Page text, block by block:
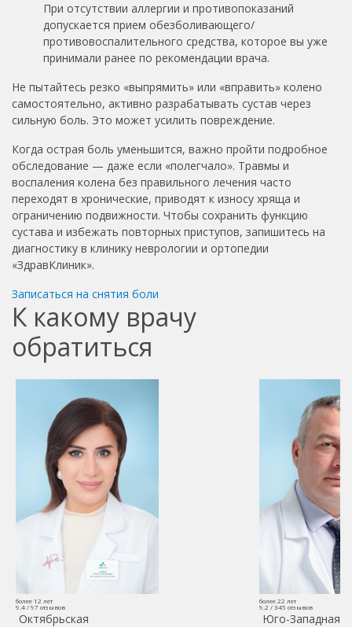
При отсутствии аллергии и противопоказаний
допускается прием обезболивающего/
противовоспалительного средства, которое вы уже
принимали ранее по рекомендации врача.
Не пытайтесь резко «выпрямить» или «вправить» колено
самостоятельно, активно разрабатывать сустав через
сильную боль. Это может усилить повреждение.
Когда острая боль уменьшится, важно пройти подробное
обследование — даже если «полегчало». Травмы и
воспаления колена без правильного лечения часто
переходят в хронические, приводят к износу хряща и
ограничению подвижности. Чтобы сохранить функцию
сустава и избежать повторных приступов, запишитесь на
диагностику в клинику неврологии и ортопедии
«ЗдравКлиник».
Записаться на снятия боли
К какому врачу
обратиться
более 12 лет
9.4 /97 отзывов
Октябрьская
более 22 лет
9.2 /345 отзывов
Юго-Западная